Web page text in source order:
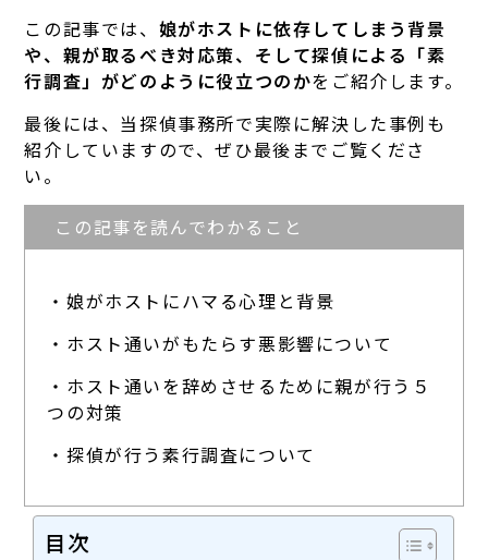
この記事では、 娘がホストに依存してしまう背景
や、親が取るべき対応策、そして探偵による「素
行調査」がどのように役立つのかをご紹介します。
最後には、当探偵事務所で実際に解決した事例も
紹介していますので、ぜひ最後までご覧くださ
い。
この記事を読んでわかること
・娘がホストにハマる心理と背景
・ホスト通いがもたらす悪影響について
・ホスト通いを辞めさせるために親が行う５
つの対策
・探偵が行う素行調査について
目次